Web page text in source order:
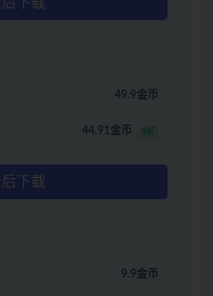
下载
49.9金币
44.91金币 9折
下载
9.9金币